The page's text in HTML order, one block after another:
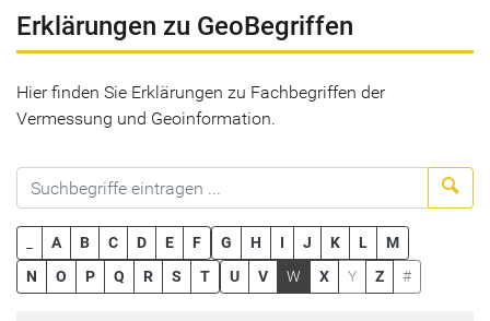
Erklärungen zu GeoBegriffen
Hier finden Sie Erklärungen zu Fachbegriffen der
Vermessung und Geoinformation.
A B C D E F G H I J K L
M
N
O P Q R S T U V W X Y Z #